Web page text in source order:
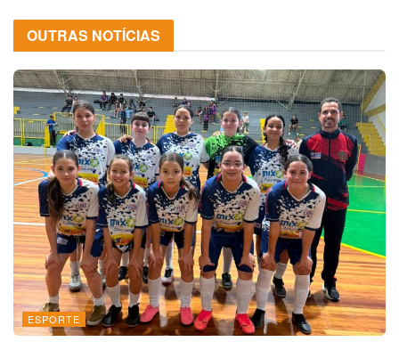
OUTRAS NOTÍCIAS
ESPORTE